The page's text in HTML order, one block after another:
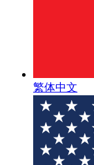
繁体中文